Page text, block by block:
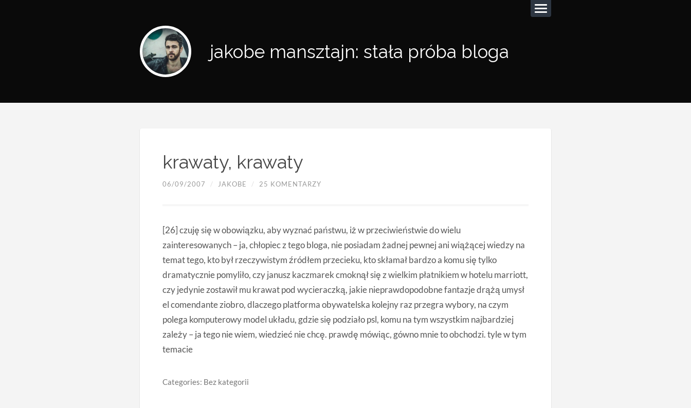
jakobe mansztajn: stała próba bloga
krawaty, krawaty
06/09/2007 / JAKOBE / 25 KOMENTARZY
[26] czuję się w obowiązku, aby wyznać państwu, iż w przeciwieństwie do wielu
zainteresowanych – ja, chłopiec z tego bloga, nie posiadam żadnej pewnej ani wiążącej wiedzy na
temat tego, kto był rzeczywistym źródłem przecieku, kto skłamał bardzo a komu się tylko
dramatycznie pomyliło, czy janusz kaczmarek cmoknął się z wielkim płatnikiem w hotelu marriott,
czy jedynie zostawił mu krawat pod wycieraczką, jakie nieprawdopodobne fantazje drążą umysł
el comendante ziobro, dlaczego platforma obywatelska kolejny raz przegra wybory, na czym
polega komputerowy model układu, gdzie się podziało psl, komu na tym wszystkim najbardziej
zależy – ja tego nie wiem, wiedzieć nie chcę. prawdę mówiąc, gówno mnie to obchodzi. tyle w tym
temacie
Categories: Bez kategorii